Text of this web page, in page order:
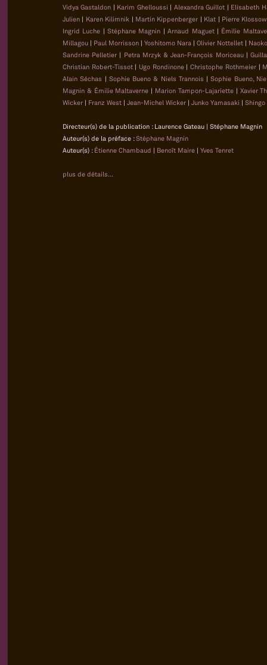
Vidya Gastaldon | Karim Ghelloussi | Alexandra Guillot | Elisabeth
Julien | Karen Kilimnik | Martin Kippenberger | Klat | Pierre
Ingrid Luche |Stéphane Magnin |Arnaud Maguet| Émilie
Millagou | Paul Morrisson | Yoshitomo Nara | Olivier Nottellet |
Sandrine Pelletier | Petra Mrzyk & Jean-François Moriceau|
Christian Robert-Tissot| Ugo Rondinone|Christophe Rothmeier|
Alain Séchas | Sophie Bueno & Niels Trannois |Sophie Bueno,
Magnin & Émilie Maltaverne | Marion Tampon-Lajariette| Xavier
Wicker | Franz West | Jean-Michel Wicker | Junko Yamasaki | Shingo
Directeur(s) de la publication : Laurence Gateau | Stéphane Magnin
Auteur(s) de la préface :Stéphane Magnin
Auteur(s) : Étienne Chambaud | Benoît Maire | Yves Tenret
plus de détails...